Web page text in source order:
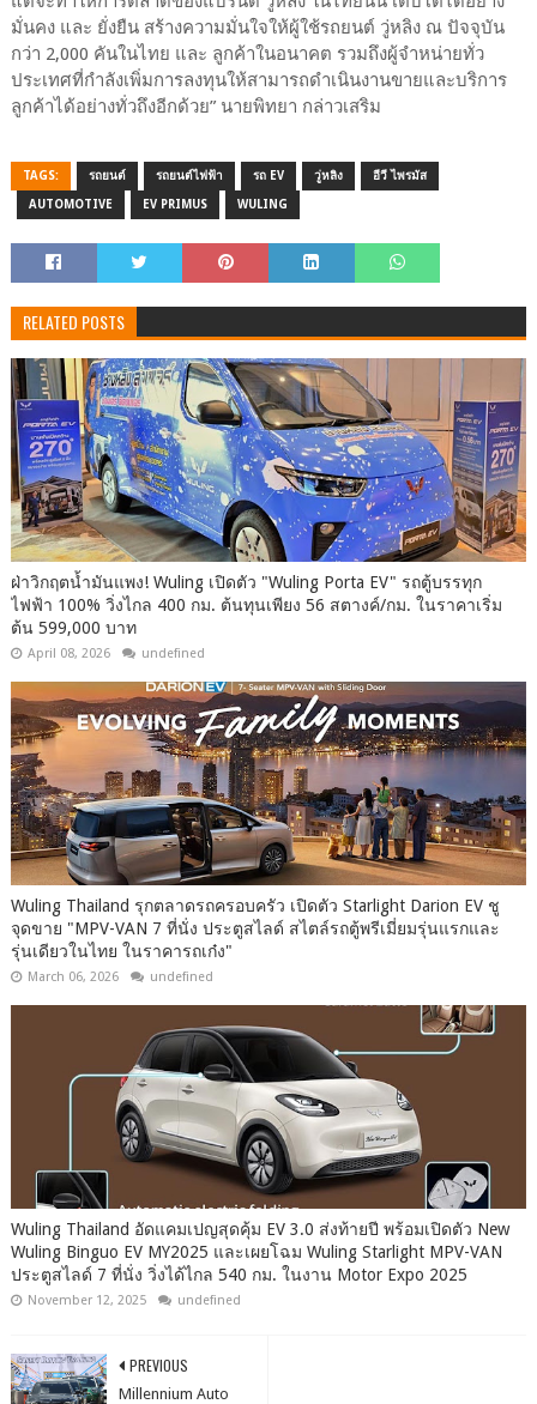
มั่นคง และ ยั่งยืน สร้างความมั่นใจให้ผู้ใช้รถยนต์ วู่หลิง ณ ปัจจุบัน
กว่า 2,000 คันในไทย และ ลูกค้าในอนาคต รวมถึงผู้จำหน่ายทั่ว
ประเทศที่กำลังเพิ่มการลงทุนให้สามารถดำเนินงานขายและบริการ
ลูกค้าได้อย่างทั่วถึงอีกด้วย” นายพิทยา กล่าวเสริม
TAGS: รถยนต์ รถยนต์ไฟฟ้า รถ EV วู่หลิง อีวี ไพรมัส
AUTOMOTIVE EV PRIMUS WULING
RELATED POSTS
ฝ่าวิกฤตน้ำมันแพง! Wuling เปิดตัว "Wuling Porta EV" รถตู้บรรทุก
ไฟฟ้า 100% วิ่งไกล 400 กม. ต้นทุนเพียง 56 สตางค์/กม. ในราคาเริ่ม
ต้น 599,000 บาท
April 08, 2026 undefined
Wuling Thailand รุกตลาดรถครอบครัว เปิดตัว Starlight Darion EV ชู
จุดขาย "MPV-VAN 7 ที่นั่ง ประตูสไลด์ สไตล์รถตู้พรีเมี่ยมรุ่นแรกและ
รุ่นเดียวในไทย ในราคารถเก๋ง"
March 06, 2026 undefined
Wuling Thailand อัดแคมเปญสุดคุ้ม EV 3.0 ส่งท้ายปี พร้อมเปิดตัว New
Wuling Binguo EV MY2025 และเผยโฉม Wuling Starlight MPV-VAN
ประตูสไลด์ 7 ที่นั่ง วิ่งได้ไกล 540 กม. ในงาน Motor Expo 2025
November 12, 2025 undefined
PREVIOUS
Millennium Auto